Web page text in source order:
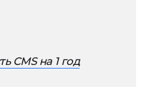
CMS на 1 год